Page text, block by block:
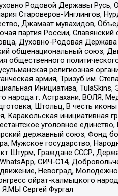
Родовой Державы Русь,
Староверов-Инглингов,
Джамаат мувахидов,
партия России,
Духовно-Родовая
общенациональный союз,
общественного
религиозная
армия, Тризуб им.
Инициатива,
г. Астрахани, ВОЛЯ,
Штольц, В честь
инициативная
уголовное
державный союз, Фонд
Мужское государство,
Штурм, Граждане СССР,
СИЧ-С14,
Невоград,
ойрат-калмыцкого
Я.МЫ Сергей Фургал